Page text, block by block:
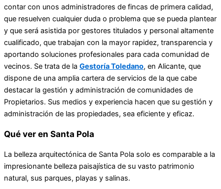
contar con unos administradores de fincas de primera calidad,
que resuelven cualquier duda o problema que se pueda plantear
y que será asistida por gestores titulados y personal altamente
cualificado, que trabajan con la mayor rapidez, transparencia y
aportando soluciones profesionales para cada comunidad de
vecinos. Se trata de la Gestoría Toledano, en Alicante, que
dispone de una amplia cartera de servicios de la que cabe
destacar la gestión y administración de comunidades de
Propietarios. Sus medios y experiencia hacen que su gestión y
administración de las propiedades, sea eficiente y eficaz.
Qué ver en Santa Pola
La belleza arquitectónica de Santa Pola solo es comparable a la
impresionante belleza paisajística de su vasto patrimonio
natural, sus parques, playas y salinas.